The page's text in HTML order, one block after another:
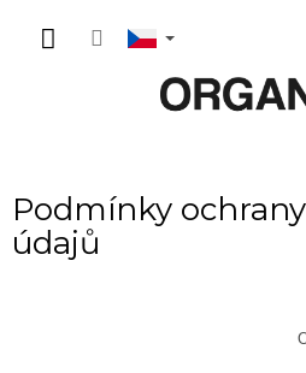
obsah
Podmínky
údajů